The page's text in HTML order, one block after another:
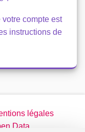
compte est
instructions de
légales
Data